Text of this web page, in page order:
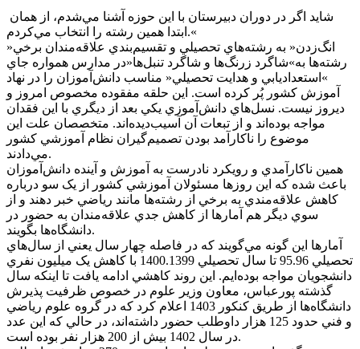
ابتدا همين رشته را انتخاب مي‌کردم.«
»انگ‌زدن« به رشته‌هاي تحصيلي و تقسيم‌بندي علاقه‌مندان برخي
رشته‌ها به»شاگرد زرنگ‌ها و شاگرد تنبل‌ها«در مدارس همواره جاي
»استعداديابي و هدايت تحصيلي« مناسب دانش‌آموزان را در نهاد
آموزش کشور پُر کرده است. اين حلقه مفقوده مخصوص امروز و
ديروز نيست. نسل‌هاي دانش‌آموزي يکي بعد از ديگري با اين فقدان
مواجه بوده‌اند و از تبعات آن آسيب‌ديده‌اند. متخصصان علت اين
موضوع را ناکارآمد بودن تصميم‌گيران نظام آموزشي کشور
مي‌دادند.
همين ناکارآمدي و رويکرد نادرست به آموزش و آينده دانش‌آموزان
باعث شده که اين روزها مسئولان آموزشي کشور از يک سو درباره
کاهش علاقه‌مندي به برخي از رشته‌ها مانند رياضي خبر دهند و از
سوي ديگر هم آمارها از کاهش جدي علاقه‌مندان به حضور در
دانشگاه‌ها بگويند.
آمارها اين گونه مي‌گويند که در فاصله چهار سال يعني از سال‌هاي
تحصيلي 95.96 تا سال تحصيلي 1400.1399 با کاهش يک ميليون نفري
دانشجويان مواجه بوده‌ايم. اين روند کاهشي ادامه يافت تا اينکه سال
گذشته پورعباس، معاون وزير علوم در خصوص ظرفيت پذيرش
دانشگاه‌ها از طريق کنکور 1403 اعلام کرد که در گروه علوم رياضي
و فني حدود 125 هزار داوطلب حضور داشته‌اند، در حالي که اين عدد
در سال 1402 بيش از 200 هزار نفر بوده است.